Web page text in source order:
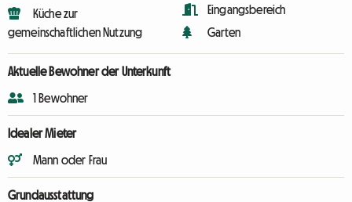
Küche zur
gemeinschaftlichen Nutzung
Eingangsbereich
Garten
Aktuelle Bewohner der Unterkunft
1 Bewohner
Idealer Mieter
Mann oder Frau
Grundausstattung